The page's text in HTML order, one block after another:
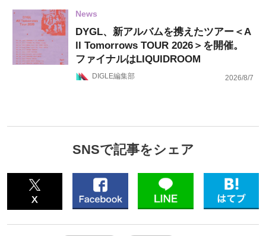
News
DYGL、新アルバムを携えたツアー＜A
ll Tomorrows TOUR 2026＞を開催。
ファイナルはLIQUIDROOM
DIGLE編集部 2026/8/7
SNSで記事をシェア